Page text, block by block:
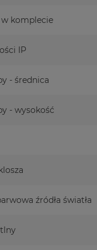
w komplecie
IP
- średnica
- wysokość
źródła światła